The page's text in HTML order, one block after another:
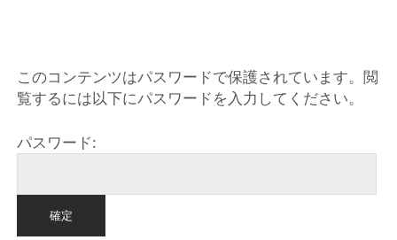
このコンテンツはパスワードで保護されています。閲
覧するには以下にパスワードを入力してください。
パスワード: